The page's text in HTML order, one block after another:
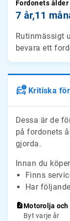
Fordonets ålder
7 år,11
Rutinmässigt
bevara ett
Kritiska
Dessa är de
på fordonets
gjorda.
Innan du
Finns
Har
Motorolja
Byt varje år